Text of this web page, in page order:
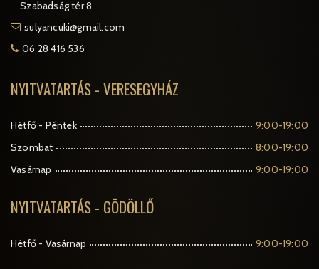
Szabadság tér 8.
sulyancuki@gmail.com
06 28 416 536
NYITVATARTÁS - VERESEGYHÁZ
Hétfő - Péntek
9:00-19:00
Szombat
8:00-19:00
Vasárnap
9:00-19:00
NYITVATARTÁS - GÖDÖLLŐ
Hétfő - Vasárnap 9:00-19:00